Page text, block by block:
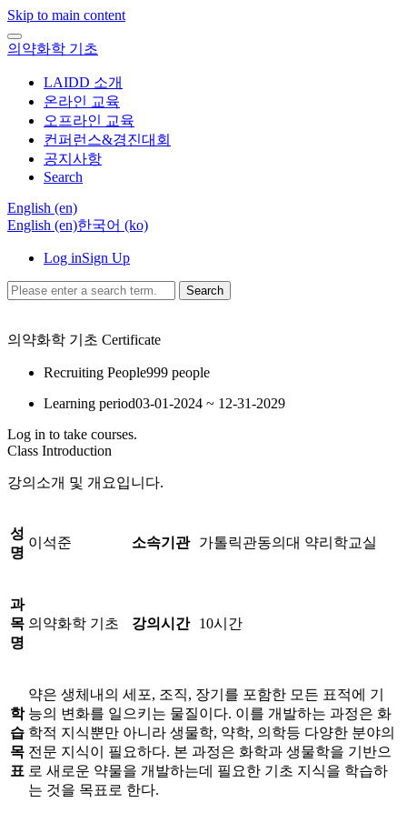
Skip to main content
의약화학 기초
LAIDD 소개
온라인 교육
오프라인 교육
컨퍼런스&경진대회
공지사항
Search
English ‎(en)‎
English ‎(en)‎한국어 ‎(ko)‎
Log inSign Up
Search
의약화학 기초 Certificate
Recruiting People999 people
Learning period03-01-2024 ~ 12-31-2029
Log in to take courses.
Class Introduction
강의소개 및 개요입니다.
성
명
이석준 소속기관 가톨릭관동의대 약리학교실
과
목
명
의약화학 기초 강의시간 10시간
학
습
목
표
약은 생체내의 세포, 조직, 장기를 포함한 모든 표적에 기
능의 변화를 일으키는 물질이다. 이를 개발하는 과정은 화
학적 지식뿐만 아니라 생물학, 약학, 의학등 다양한 분야의
전문 지식이 필요하다. 본 과정은 화학과 생물학을 기반으
로 새로운 약물을 개발하는데 필요한 기초 지식을 학습하
는 것을 목표로 한다.